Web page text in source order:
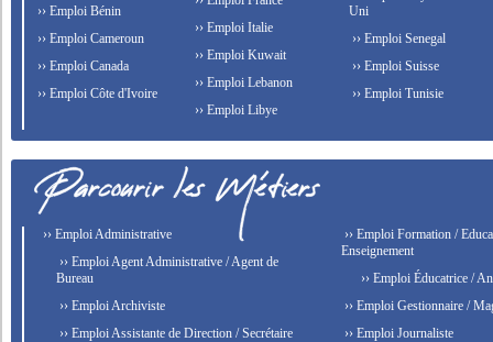
›› Emploi Bénin
›› Emploi Cameroun
›› Emploi Canada
›› Emploi Côte d'Ivoire
›› Emploi Italie
›› Emploi Kuwait
›› Emploi Lebanon
›› Emploi Libye
Uni
›› Emploi Senegal
›› Emploi Suisse
›› Emploi Tunisie
›› Emploi Administrative
›› Emploi Agent Administrative / Agent de
Bureau
›› Emploi Archiviste
›› Emploi Assistante de Direction / Secrétaire
›› Emploi Formation /
Enseignement
›› Emploi Éducatrice /
›› Emploi Gestionnaire /
›› Emploi Journaliste